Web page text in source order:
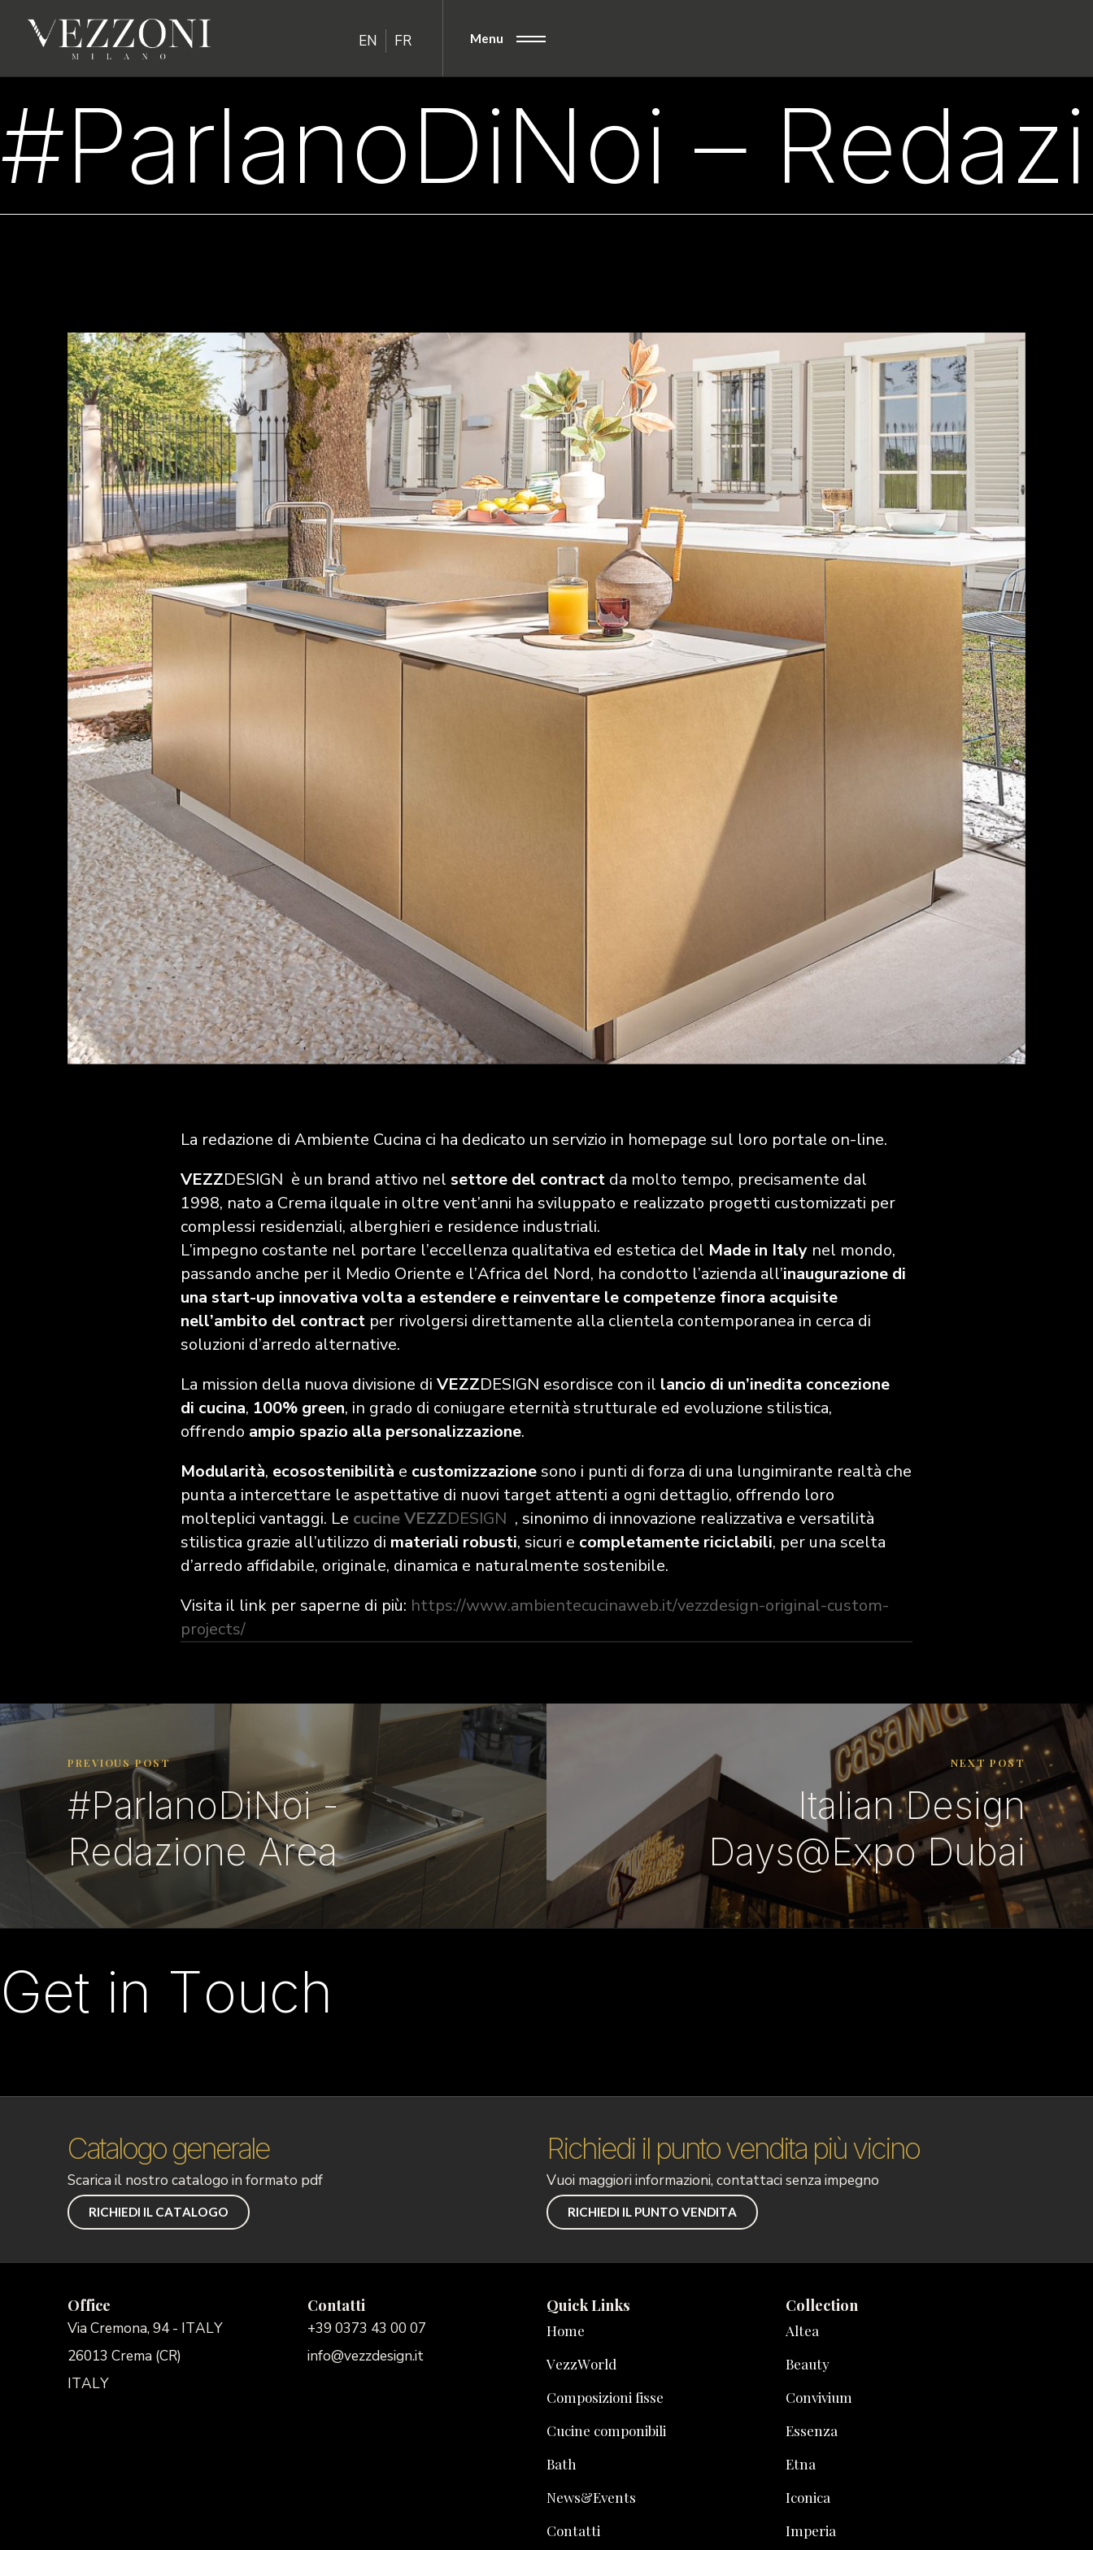
EN FR Menu
#ParlanoDiNoi –
La redazione di Ambiente Cucina ci ha dedicato un servizio in homepage sul loro portale on-line.
VEZZDESIGN è un brand attivo nel settore del contract da molto tempo, precisamente dal
1998, nato a Crema ilquale in oltre vent’anni ha sviluppato e realizzato progetti customizzati per
complessi residenziali, alberghieri e residence industriali.
L’impegno costante nel portare l’eccellenza qualitativa ed estetica del Made in Italy nel mondo,
passando anche per il Medio Oriente e l’Africa del Nord, ha condotto l’azienda all’inaugurazione di
una start-up innovativa volta a estendere e reinventare le competenze finora acquisite
nell’ambito del contract per rivolgersi direttamente alla clientela contemporanea in cerca di
soluzioni d’arredo alternative.
La mission della nuova divisione di VEZZDESIGN esordisce con il lancio di un’inedita concezione
di cucina, 100% green, in grado di coniugare eternità strutturale ed evoluzione stilistica,
offrendo ampio spazio alla personalizzazione.
Modularità, ecosostenibilità e customizzazionesono i punti di forza di una lungimirante realtà che
punta a intercettare le aspettative di nuovi target attenti a ogni dettaglio, offrendo loro
molteplici vantaggi. Le cucine VEZZDESIGN , sinonimo di innovazione realizzativa e versatilità
stilistica grazie all’utilizzo di materiali robusti, sicuri e completamente riciclabili, per una scelta
d’arredo affidabile, originale, dinamica e naturalmente sostenibile.
Visita il link per saperne di più: https://www.ambientecucinaweb.it/vezzdesign-original-custom-
projects/
NEXT POST
Italian Design
Days@Expo Dubai
PREVIOUS POST
#ParlanoDiNoi -
Redazione Area
Get in Touch
Catalogo generale
Scarica il nostro catalogo in formato pdf
RICHIEDI IL CATALOGO
Richiedi il punto vendita più vicino
Vuoi maggiori informazioni, contattaci senza impegno
RICHIEDI IL PUNTO VENDITA
Office
Via Cremona, 94 - ITALY
26013 Crema (CR)
ITALY
Contatti
+39 0373 43 00 07
info@vezzdesign.it
Quick Links
Home
VezzWorld
Composizioni fisse
Cucine componibili
Bath
News&Events
Contatti
Collection
Altea
Beauty
Convivium
Essenza
Etna
Iconica
Imperia